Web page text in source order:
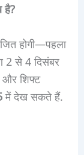
है?
होगी—पहला
से 4 दिसंबर
और शिफ्ट
में देख सकते हैं.